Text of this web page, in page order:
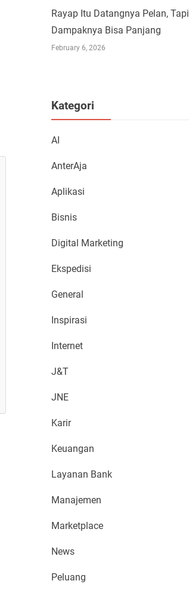
Rayap Itu Datangnya Pelan, Tapi
Dampaknya Bisa Panjang
February 6, 2026
Kategori
AI
AnterAja
Aplikasi
Bisnis
Digital Marketing
Ekspedisi
General
Inspirasi
Internet
J&T
JNE
Karir
Keuangan
Layanan Bank
Manajemen
Marketplace
News
Peluang